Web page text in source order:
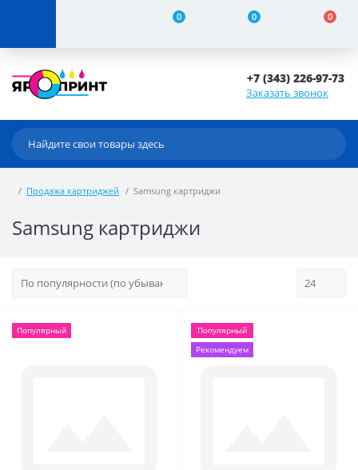
0 0 0
+7 (343) 226-97-73
Заказать звонок
Продажа картриджей Samsung картриджи
Samsung картриджи
Популярный
Популярный
Рекомендуем